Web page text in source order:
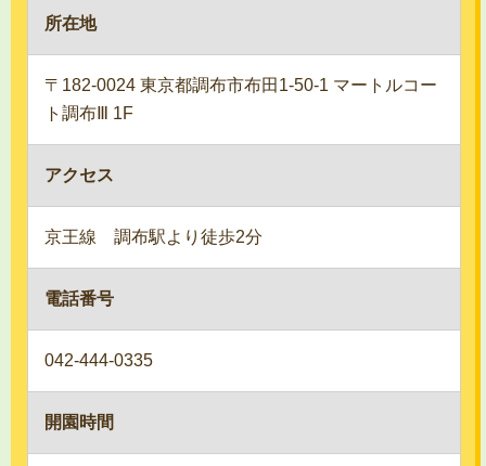
所在地
〒182-0024 東京都調布市布田1-50-1 マートルコー
ト調布Ⅲ 1F
アクセス
京王線 調布駅より徒歩2分
電話番号
042-444-0335
開園時間